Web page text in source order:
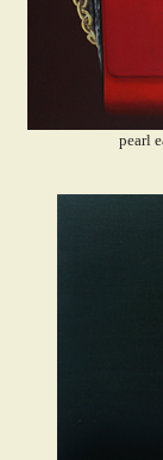
pearl